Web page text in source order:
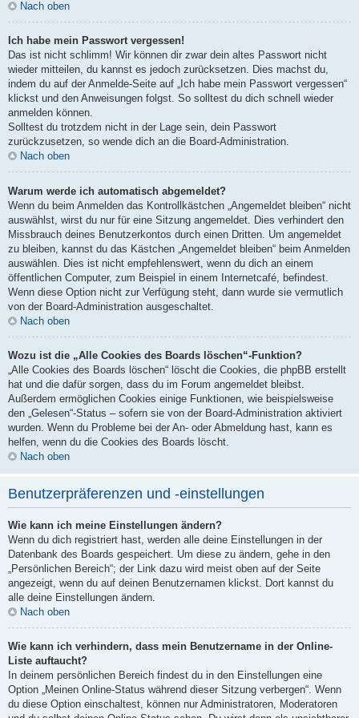
Nach oben
Ich habe mein Passwort vergessen!
Das ist nicht schlimm! Wir können dir zwar dein altes Passwort nicht
wieder mitteilen, du kannst es jedoch zurücksetzen. Dies machst du,
indem du auf der Anmelde-Seite auf „Ich habe mein Passwort vergessen“
klickst und den Anweisungen folgst. So solltest du dich schnell wieder
anmelden können.
Solltest du trotzdem nicht in der Lage sein, dein Passwort
zurückzusetzen, so wende dich an die Board-Administration.
Nach oben
Warum werde ich automatisch abgemeldet?
Wenn du beim Anmelden das Kontrollkästchen „Angemeldet bleiben“ nicht
auswählst, wirst du nur für eine Sitzung angemeldet. Dies verhindert den
Missbrauch deines Benutzerkontos durch einen Dritten. Um angemeldet
zu bleiben, kannst du das Kästchen „Angemeldet bleiben“ beim Anmelden
auswählen. Dies ist nicht empfehlenswert, wenn du dich an einem
öffentlichen Computer, zum Beispiel in einem Internetcafé, befindest.
Wenn diese Option nicht zur Verfügung steht, dann wurde sie vermutlich
von der Board-Administration ausgeschaltet.
Nach oben
Wozu ist die „Alle Cookies des Boards löschen“-Funktion?
„Alle Cookies des Boards löschen“ löscht die Cookies, die phpBB erstellt
hat und die dafür sorgen, dass du im Forum angemeldet bleibst.
Außerdem ermöglichen Cookies einige Funktionen, wie beispielsweise
den „Gelesen“-Status – sofern sie von der Board-Administration aktiviert
wurden. Wenn du Probleme bei der An- oder Abmeldung hast, kann es
helfen, wenn du die Cookies des Boards löscht.
Nach oben
Benutzerpräferenzen und -einstellungen
Wie kann ich meine Einstellungen ändern?
Wenn du dich registriert hast, werden alle deine Einstellungen in der
Datenbank des Boards gespeichert. Um diese zu ändern, gehe in den
„Persönlichen Bereich“; der Link dazu wird meist oben auf der Seite
angezeigt, wenn du auf deinen Benutzernamen klickst. Dort kannst du
alle deine Einstellungen ändern.
Nach oben
Wie kann ich verhindern, dass mein Benutzername in der Online-
Liste auftaucht?
In deinem persönlichen Bereich findest du in den Einstellungen eine
Option „Meinen Online-Status während dieser Sitzung verbergen“. Wenn
du diese Option einschaltest, können nur Administratoren, Moderatoren